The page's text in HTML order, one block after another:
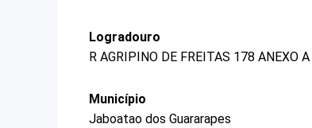
Logradouro
R AGRIPINO DE FREITAS 178 ANEXO A
Município
Jaboatao dos Guararapes